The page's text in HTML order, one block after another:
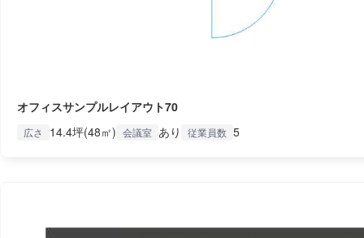
オフィスサンプルレイアウト70
広さ 14.4坪(48㎡) 会議室 あり 従業員数 5